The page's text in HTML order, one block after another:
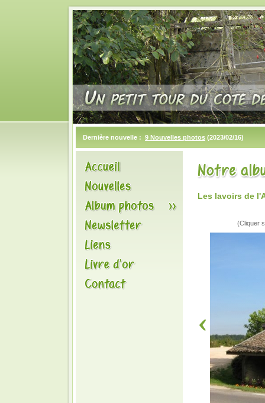
Dernière nouvelle : 9 Nouvelles photos (2023/02/16)
Les lavoirs de
(Cliquer